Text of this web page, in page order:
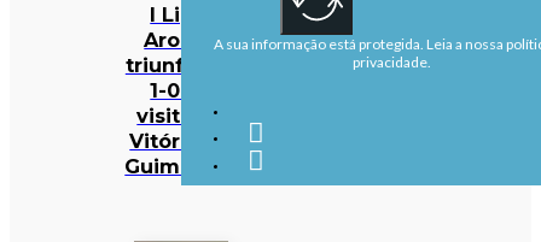
I Liga:
Arouca
triunfa por
1-0 na
visita ao
Vitória de
Guimarães
A sua informação está protegida. Leia a nossa
privacidade.